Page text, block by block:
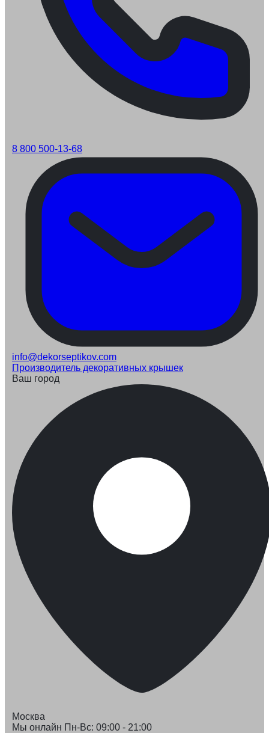
8 800 500-13-68
info@dekorseptikov.com
Производитель декоративных крышек
Ваш город
Москва
Мы онлайн Пн-Вс: 09:00 - 21:00